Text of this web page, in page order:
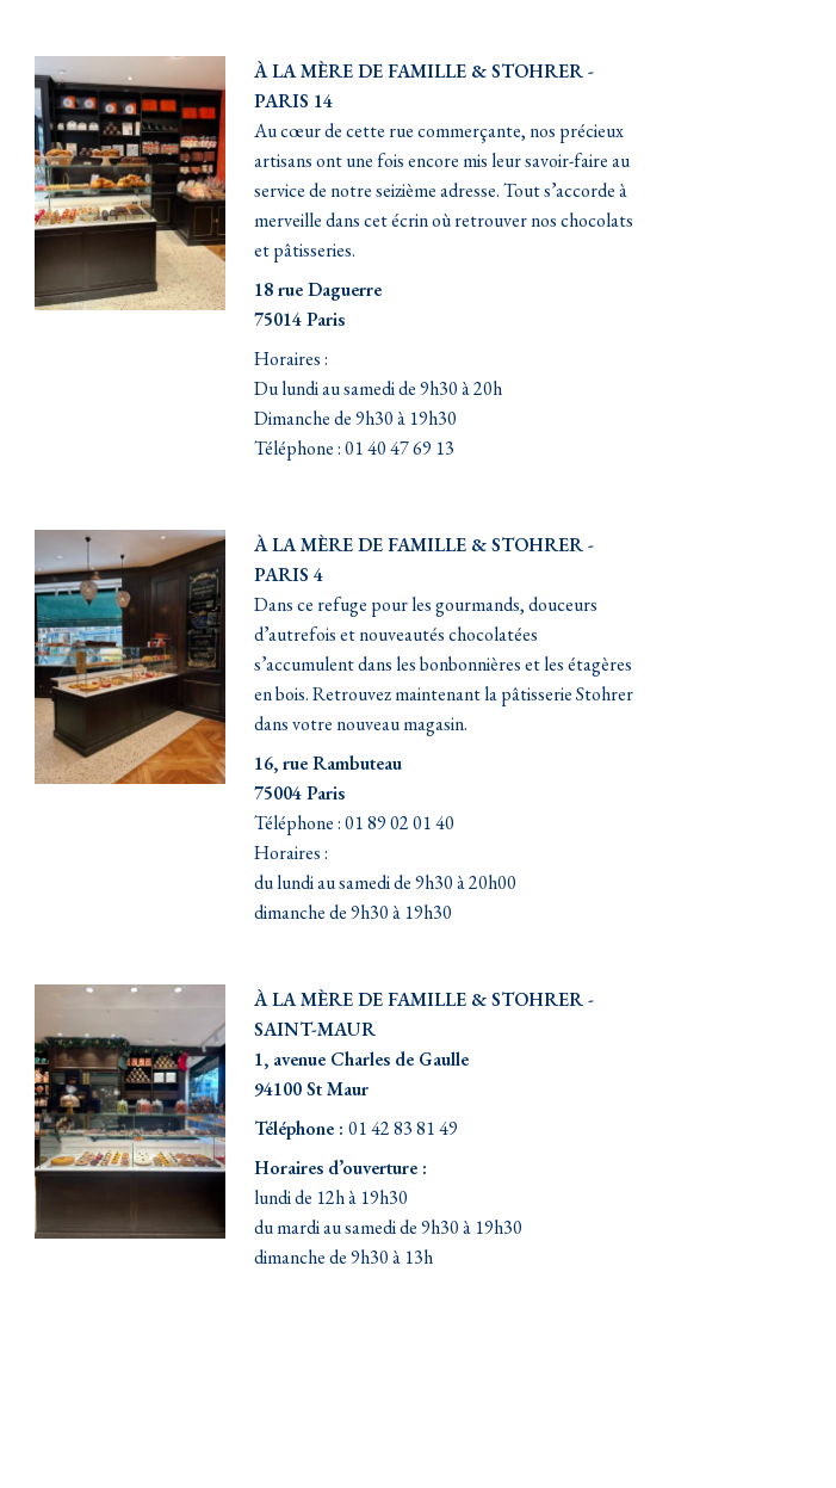
À LA MÈRE DE FAMILLE & STOHRER -
PARIS 14
Au cœur de cette rue commerçante, nos précieux
artisans ont une fois encore mis leur savoir-faire au
service de notre seizième adresse. Tout s’accorde à
merveille dans cet écrin où retrouver nos chocolats
et pâtisseries.
18 rue Daguerre
75014 Paris
Horaires :
Du lundi au samedi de 9h30 à 20h
Dimanche de 9h30 à 19h30
Téléphone : 01 40 47 69 13
À LA MÈRE DE FAMILLE & STOHRER -
PARIS 4
Dans ce refuge pour les gourmands, douceurs
d’autrefois et nouveautés chocolatées
s’accumulent dans les bonbonnières et les étagères
en bois. Retrouvez maintenant la pâtisserie Stohrer
dans votre nouveau magasin.
16, rue Rambuteau
75004 Paris
Téléphone : 01 89 02 01 40
Horaires :
du lundi au samedi de 9h30 à 20h00
dimanche de 9h30 à 19h30
À LA MÈRE DE FAMILLE & STOHRER -
SAINT-MAUR
1, avenue Charles de Gaulle
94100 St Maur
Téléphone : 01 42 83 81 49
Horaires d’ouverture :
lundi de 12h à 19h30
du mardi au samedi de 9h30 à 19h30
dimanche de 9h30 à 13h